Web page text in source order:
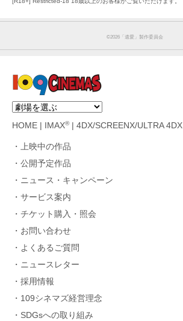
©︎2026「遺愛」製作委員会
HOME IMAX®| 4DX/SCREENX/ULTRA 4DX
上映中の作品
公開予定作品
ニュース・キャンペーン
サービス案内
チケット購入・照会
お問い合わせ
よくあるご質問
ニュースレター
採用情報
109シネマズ経営理念
SDGsへの取り組み